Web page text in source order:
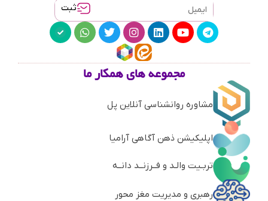
ثبت
مجموعه های همکار ما
مشاوره روانشناسی آنلاین پل
اپلیکیشن ذهن آگاهی آرامیا
تربـیت والـد و فــرزنــد دانــه
رهبری و مدیریت مغز محور